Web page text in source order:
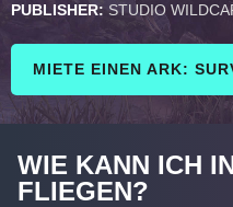
PUBLISHER: STUDIO
MIETE EINEN ARK:
WIE KANN ICH
FLIEGEN?